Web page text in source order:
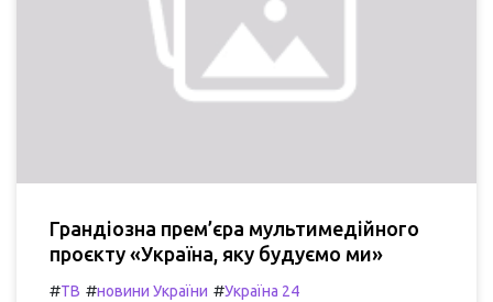
Грандіозна прем’єра мультимедійного
проєкту «Україна, яку будуємо ми»
#ТВ #новини України #Україна 24